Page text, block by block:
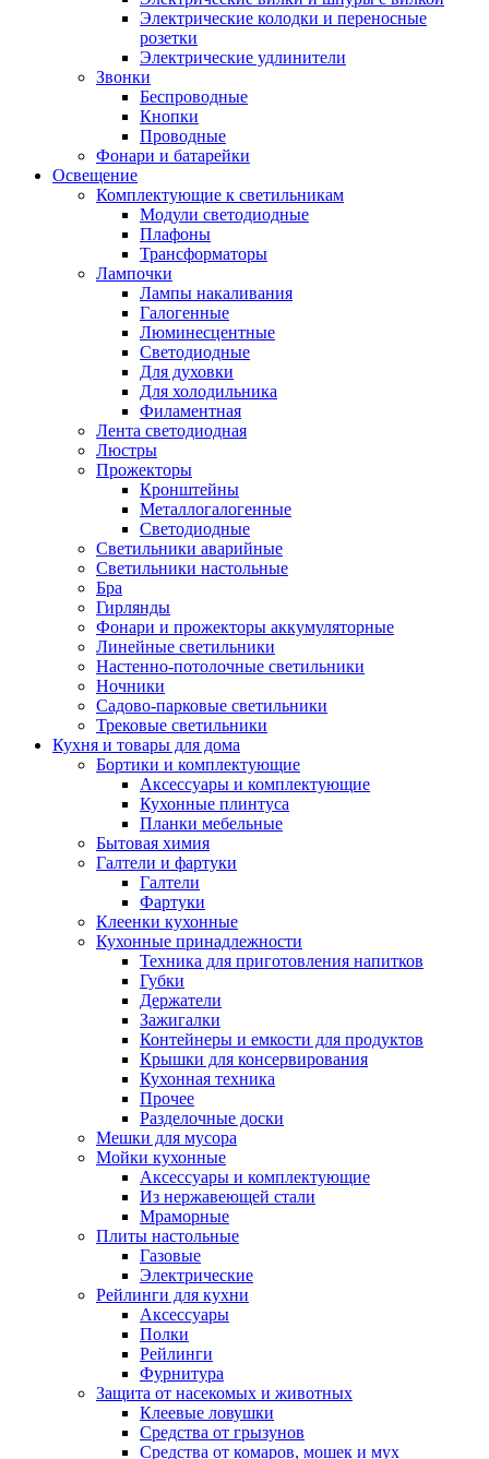
Электрические колодки и переносные
розетки
Электрические удлинители
Звонки
Беспроводные
Кнопки
Проводные
Фонари и батарейки
Освещение
Комплектующие к светильникам
Модули светодиодные
Плафоны
Трансформаторы
Лампочки
Лампы накаливания
Галогенные
Люминесцентные
Светодиодные
Для духовки
Для холодильника
Филаментная
Лента светодиодная
Люстры
Прожекторы
Кронштейны
Металлогалогенные
Светодиодные
Светильники аварийные
Светильники настольные
Бра
Гирлянды
Фонари и прожекторы аккумуляторные
Линейные светильники
Настенно-потолочные светильники
Ночники
Садово-парковые светильники
Трековые светильники
Кухня и товары для дома
Бортики и комплектующие
Аксессуары и комплектующие
Кухонные плинтуса
Планки мебельные
Бытовая химия
Галтели и фартуки
Галтели
Фартуки
Клеенки кухонные
Кухонные принадлежности
Техника для приготовления напитков
Губки
Держатели
Зажигалки
Контейнеры и емкости для продуктов
Крышки для консервирования
Кухонная техника
Прочее
Разделочные доски
Мешки для мусора
Мойки кухонные
Аксессуары и комплектующие
Из нержавеющей стали
Мраморные
Плиты настольные
Газовые
Электрические
Рейлинги для кухни
Аксессуары
Полки
Рейлинги
Фурнитура
Защита от насекомых и животных
Клеевые ловушки
Средства от грызунов
Средства от комаров, мошек и мух